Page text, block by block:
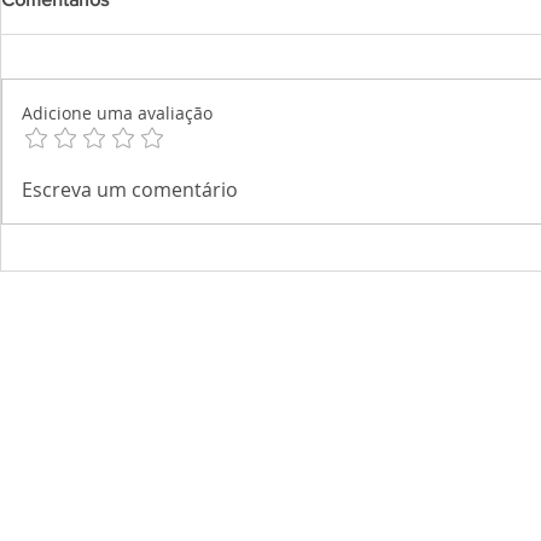
Adicione uma avaliação
Escreva um comentário